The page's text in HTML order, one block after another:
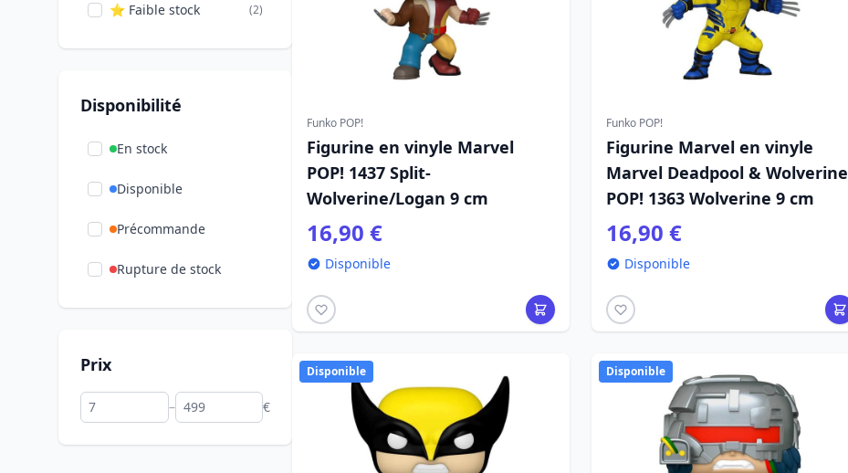
⭐ Faible stock (2)
Disponibilité
En stock
Disponible
Précommande
Rupture de stock
Prix
– €
Funko POP!
Figurine en vinyle Marvel
POP! 1437 Split-
Wolverine/Logan 9 cm
16,90 €
Disponible
Funko POP!
Figurine Marvel en vinyle
Marvel Deadpool & Wolverine
POP! 1363 Wolverine 9 cm
16,90 €
Disponible
Disponible Disponible